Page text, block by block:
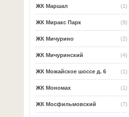
(1)
ЖК Маршал
(9)
ЖК Миракс Парк
(2)
ЖК Мичурино
(4)
ЖК Мичуринский
(1)
ЖК Можайское шоссе д. 6
(1)
ЖК Мономах
(7)
ЖК Мосфильмовский